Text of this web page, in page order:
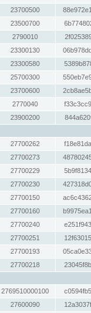
23700500
23500700
2790010
23300130
23300580
25700300
23700600
2770040
23900200
27700262
27700273
27700229
27700230
27700150
27700160
27700240
27700251
27700193
27700218
2769510000100
27600090